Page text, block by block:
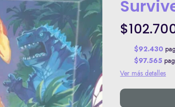
$92.430
$97.565
Ver más detalles